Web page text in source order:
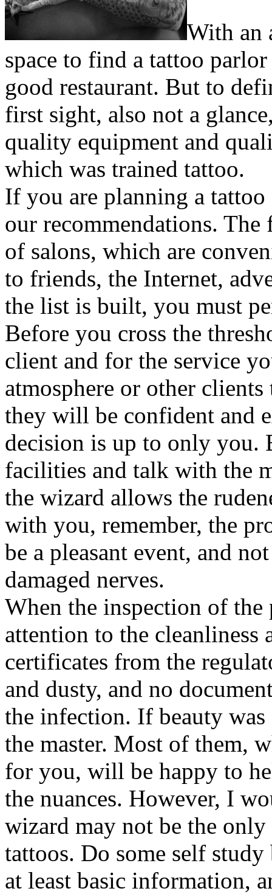
With an
space to find a tattoo
good restaurant. But to
first sight, also not a
quality equipment and
which was trained tattoo.
If you are planning a
our recommendations.
of salons, which are
to friends, the Internet,
the list is built, you must
Before you cross the
client and for the service
atmosphere or other
they will be confident and
decision is up to only you.
facilities and talk with the
the wizard allows the
with you, remember, the
be a pleasant event, and
damaged nerves.
When the inspection of
attention to the
certificates from the
and dusty, and no
the infection. If beauty
the master. Most of them,
for you, will be happy to
the nuances. However, I
wizard may not be the
tattoos. Do some self
at least basic information,